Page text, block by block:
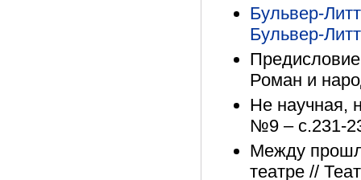
Бульвер-
Бульвер-
Роман и
Не научная,
№9 – с.231-
Между
театре //